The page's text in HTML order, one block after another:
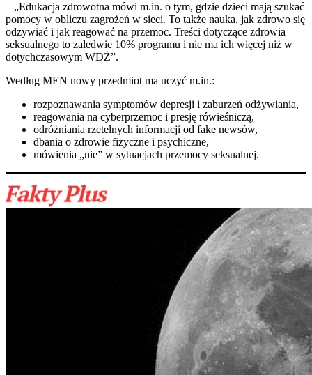
– „Edukacja zdrowotna mówi m.in. o tym, gdzie dzieci mają szukać
pomocy w obliczu zagrożeń w sieci. To także nauka, jak zdrowo się
odżywiać i jak reagować na przemoc. Treści dotyczące zdrowia
seksualnego to zaledwie 10% programu i nie ma ich więcej niż w
dotychczasowym WDŻ”.
Według MEN nowy przedmiot ma uczyć m.in.:
rozpoznawania symptomów depresji i zaburzeń odżywiania,
reagowania na cyberprzemoc i presję rówieśniczą,
odróżniania rzetelnych informacji od fake newsów,
dbania o zdrowie fizyczne i psychiczne,
mówienia „nie” w sytuacjach przemocy seksualnej.